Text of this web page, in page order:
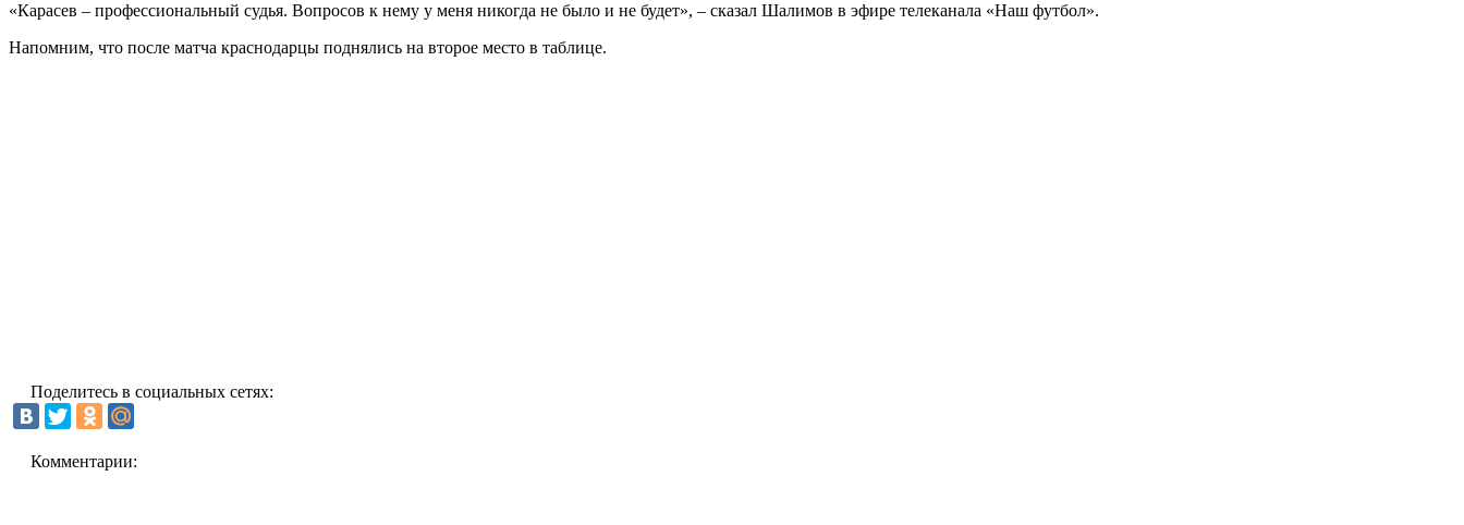
«Карасев – профессиональный судья. Вопросов к нему у меня никогда не было и не будет», – сказал Шалимов в эфире телеканала «Наш футбол».
Напомним, что после матча краснодарцы поднялись на второе место в таблице.
Поделитесь в социальных сетях:
Комментарии: